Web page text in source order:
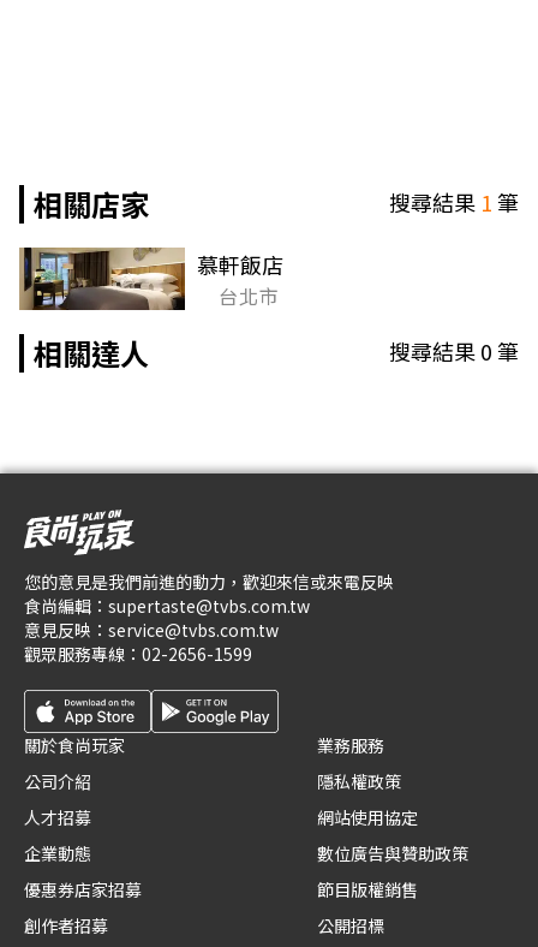
相關店家 搜尋結果 1筆
慕軒飯店
台北市
相關達人 搜尋結果0筆
您的意見是我們前進的動力，歡迎來信或來電反映
食尚編輯： supertaste@tvbs.com.tw
意見反映： service@tvbs.com.tw
觀眾服務專線： 02-2656-1599
關於食尚玩家
公司介紹
人才招募
企業動態
優惠券店家招募
創作者招募
業務服務
隱私權政策
網站使用協定
數位廣告與贊助政策
節目版權銷售
公開招標